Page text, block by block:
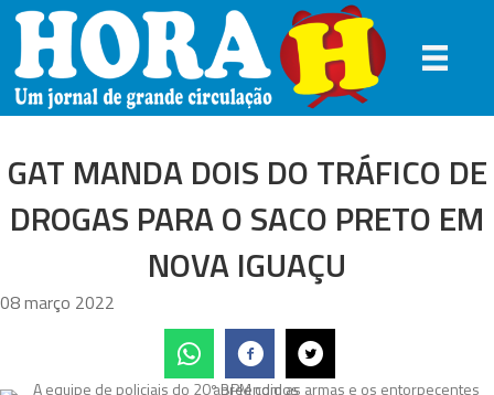
GAT MANDA DOIS DO TRÁFICO DE
DROGAS PARA O SACO PRETO EM
NOVA IGUAÇU
08 março 2022